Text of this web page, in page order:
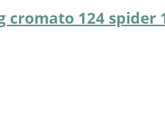
cromato 124 spider